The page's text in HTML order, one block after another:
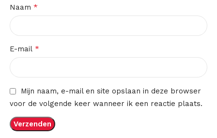
Naam *
E-mail *
Mijn naam, e-mail en site opslaan in deze browser
voor de volgende keer wanneer ik een reactie plaats.